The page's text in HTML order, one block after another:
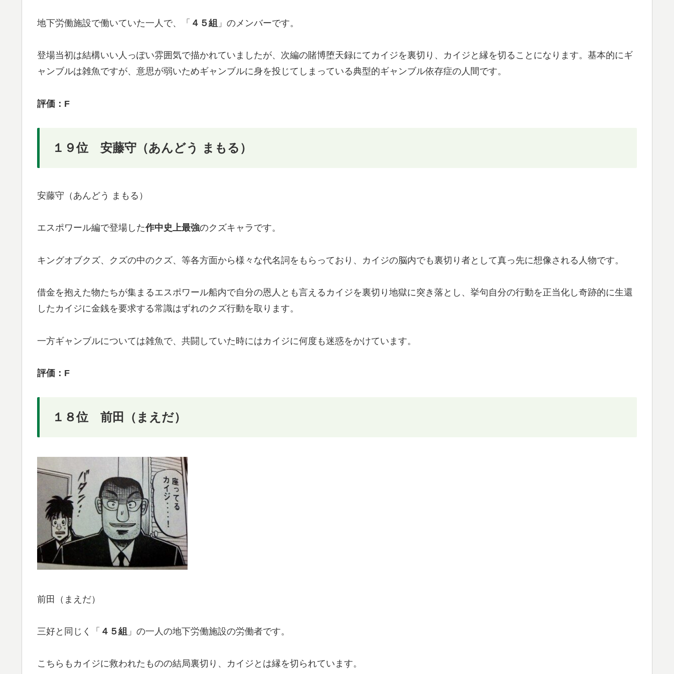
地下労働施設で働いていた一人で、「 ４５組 」のメンバーです。
登場当初は結構いい人っぽい雰囲気で描かれていましたが、次編の賭博堕天録にてカイジを裏切り、カイジと縁を切ることになります。基本的にギ
ャンブルは雑魚ですが、意思が弱いためギャンブルに身を投じてしまっている典型的ギャンブル依存症の人間です。
評価：F
１９位 安藤守（あんどう まもる）
安藤守（あんどう まもる）
エスポワール編で登場した作中史上最強のクズキャラです。
キングオブクズ、クズの中のクズ、等各方面から様々な代名詞をもらっており、カイジの脳内でも裏切り者として真っ先に想像される人物です。
借金を抱えた物たちが集まるエスポワール船内で自分の恩人とも言えるカイジを裏切り地獄に突き落とし、挙句自分の行動を正当化し奇跡的に生還
したカイジに金銭を要求する常識はずれのクズ行動を取ります。
一方ギャンブルについては雑魚で、共闘していた時にはカイジに何度も迷惑をかけています。
評価：F
１８位 前田（まえだ）
前田（まえだ）
三好と同じく「 ４５組 」の一人の地下労働施設の労働者です。
こちらもカイジに救われたものの結局裏切り、カイジとは縁を切られています。